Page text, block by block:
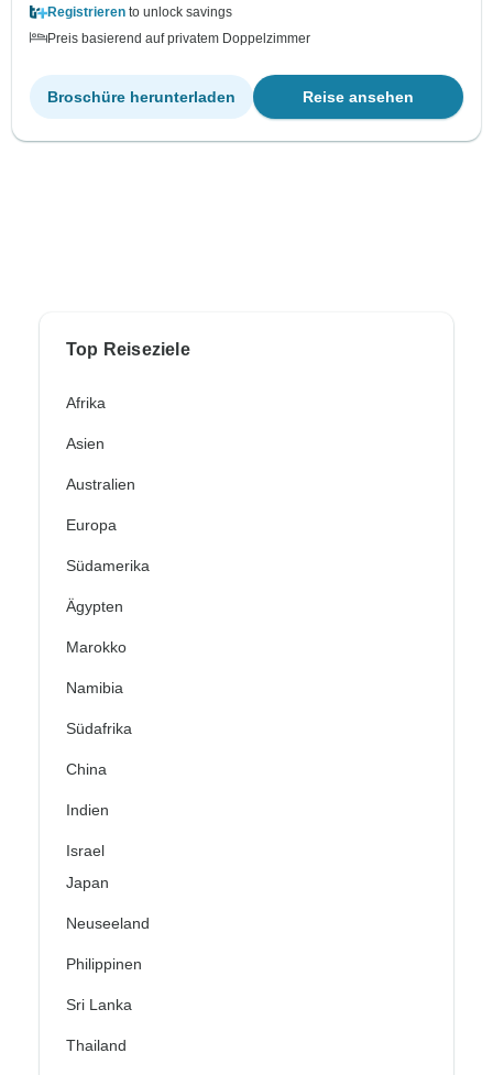
Registrieren to unlock savings
Preis basierend auf privatem Doppelzimmer
Reise ansehen
Broschüre herunterladen
Top Reiseziele
Afrika
Asien
Australien
Europa
Südamerika
Ägypten
Marokko
Namibia
Südafrika
China
Indien
Israel
Japan
Neuseeland
Philippinen
Sri Lanka
Thailand